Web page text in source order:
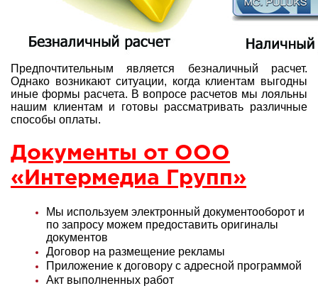
Предпочтительным является безналичный расчет.
Однако возникают ситуации, когда клиентам выгодны
иные формы расчета. В вопросе расчетов мы лояльны
нашим клиентам и готовы рассматривать различные
способы оплаты.
Документы от ООО
«Интермедиа Групп»
Мы используем электронный документооборот и
по запросу можем предоставить оригиналы
документов
Договор на размещение рекламы
Приложение к договору с адресной программой
Акт выполненных работ